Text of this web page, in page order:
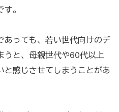
。
あっても、若い世代向けのデ
うと、母親世代や60代以上
と感じさせてしまうことがあ